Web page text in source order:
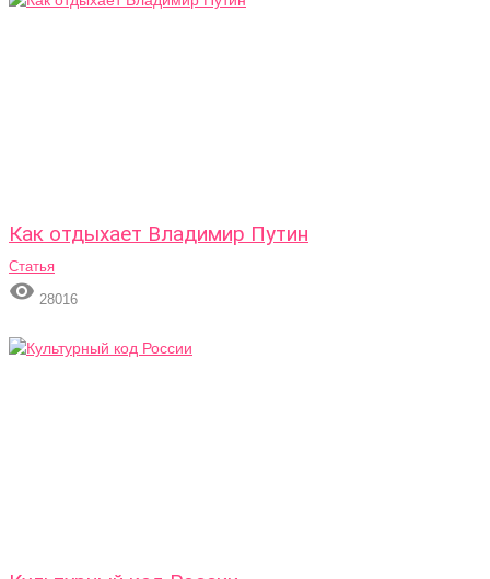
Как отдыхает Владимир Путин
Статья
 28016